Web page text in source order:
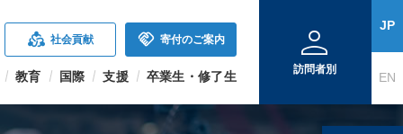
diversity_2 社会貢献 handshake 寄付のご案内
教育 国際 支援 卒業生・修了生
person
訪問者別
JP
EN